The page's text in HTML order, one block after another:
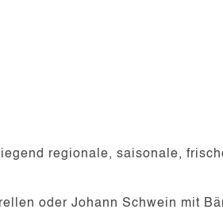
regionale, saisonale,
oder Johann Schwein mit